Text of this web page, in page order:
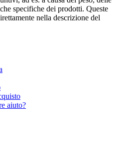
specifiche dei prodotti. Queste
nella descrizione del
aiuto?